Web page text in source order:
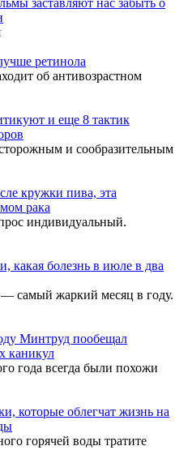
заставляют нас забыть о
ретинола
об антивозрастном
и еще 8 тактик
и сообразительным
кружки пива, эта
рака
индивидуальный.
какая болезнь в июле в два
самый жаркий месяц в году.
Минтруд пообещал
каникул
года всегда были похожи
которые облегчат жизнь на
горячей воды тратите